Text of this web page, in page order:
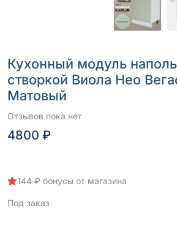
Кухонный модуль
створкой Виола Нео
Матовый
Отзывов пока нет
4800 ₽
144 ₽ бонусы от магазина
Под заказ